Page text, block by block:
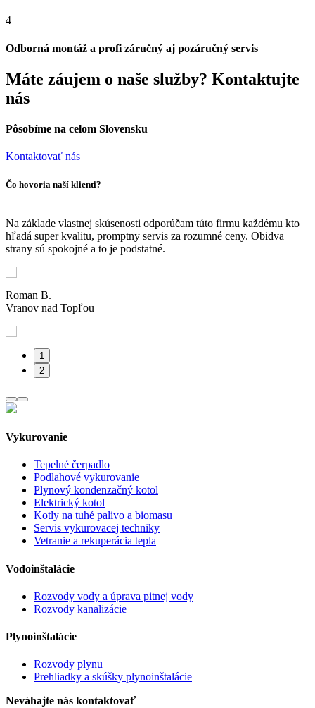
4
Odborná montáž a profi záručný aj pozáručný servis
Máte záujem o naše služby? Kontaktujte
nás
Pôsobíme na celom Slovensku
Kontaktovať nás
Čo hovoria naší klienti?
Na základe vlastnej skúsenosti odporúčam túto firmu každému kto
hľadá super kvalitu, promptny servis za rozumné ceny. Obidva
strany sú spokojné a to je podstatné.
Roman B.
Vranov nad Topľou
1
2
Vykurovanie
Tepelné čerpadlo
Podlahové vykurovanie
Plynový kondenzačný kotol
Elektrický kotol
Kotly na tuhé palivo a biomasu
Servis vykurovacej techniky
Vetranie a rekuperácia tepla
Vodoinštalácie
Rozvody vody a úprava pitnej vody
Rozvody kanalizácie
Plynoinštalácie
Rozvody plynu
Prehliadky a skúšky plynoinštalácie
Neváhajte nás kontaktovať